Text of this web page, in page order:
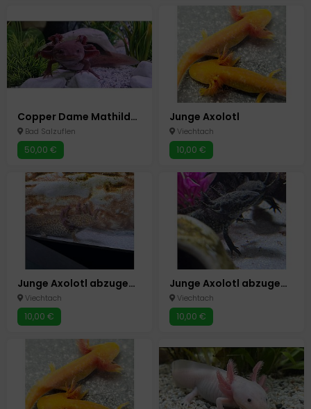
Copper Dame Mathilda, Adult ca. 2 Jahre
Bad Salzuflen
50,00 €
Junge Axolotl
Viechtach
10,00 €
Junge Axolotl abzugeben
Viechtach
10,00 €
Junge Axolotl abzugeben
Viechtach
10,00 €